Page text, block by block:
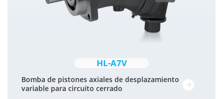
HL-A7V
Bomba de pistones axiales de desplazamiento
variable para circuito cerrado